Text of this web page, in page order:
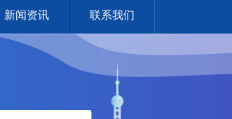
新闻资讯 联系我们